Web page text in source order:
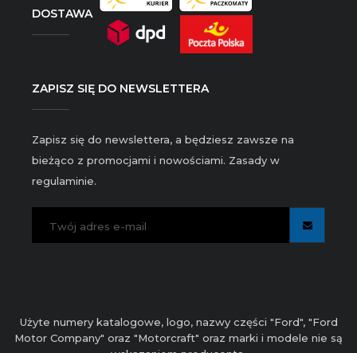
DOSTAWA
ZAPISZ SIĘ DO NEWSLETTERA
Zapisz się do newslettera, a będziesz zawsze na
bieżąco z promocjami i nowościami. Zasady w
regulaminie.
Użyte numery katalogowe, logo, nazwy części "Ford", "Ford
Motor Company" oraz "Motorcraft" oraz marki i modele nie są